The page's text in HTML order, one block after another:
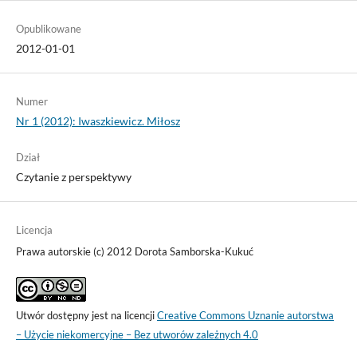
Opublikowane
2012-01-01
Numer
Nr 1 (2012): Iwaszkiewicz. Miłosz
Dział
Czytanie z perspektywy
Licencja
Prawa autorskie (c) 2012 Dorota Samborska-Kukuć
Utwór dostępny jest na licencjiCreative Commons Uznanie autorstwa
– Użycie niekomercyjne – Bez utworów zależnych 4.0